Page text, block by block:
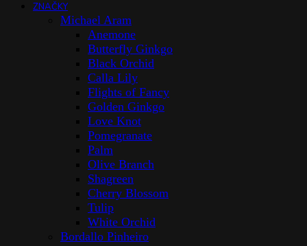
ZNAČKY
Michael Aram
Anemone
Butterfly Ginkgo
Black Orchid
Calla Lily
Flights of Fancy
Golden Ginkgo
Love Knot
Pomegranate
Palm
Olive Branch
Shagreen
Cherry Blossom
Tulip
White Orchid
Bordallo Pinheiro